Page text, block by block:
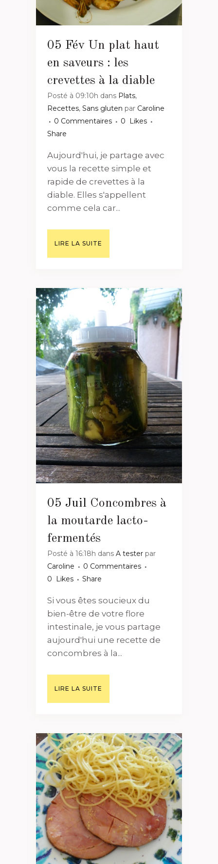
05 Fév Un plat haut
en saveurs : les
crevettes à la diable
Posté à 09:10h dans Plats,
Recettes, Sans gluten par Caroline
0 Commentaires
0
Likes
Share
Aujourd'hui, je partage avec
vous la recette simple et
rapide de crevettes à la
diable. Elles s'appellent
comme cela car...
LIRE LA SUITE
05 Juil Concombres à
la moutarde lacto-
fermentés
Posté à 16:18h dans A tester par
Caroline
0 Commentaires
0
Likes Share
Si vous êtes soucieux du
bien-être de votre flore
intestinale, je vous partage
aujourd'hui une recette de
concombres à la...
LIRE LA SUITE